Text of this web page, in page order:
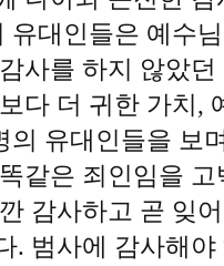
유대인들은 예수
사를 하지 않았
다 더 귀한 가치,
의 유대인들을 보
같은 죄인임을
감사하고 곧 잊
. 범사에 감사해